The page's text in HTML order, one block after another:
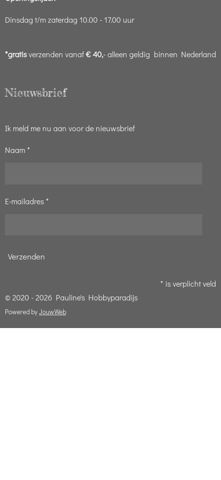
Dinsdag t/m zaterdag 10.00 - 17.00 uur
*gratisverzenden vanaf€ 40,- alleen geldig binnen Nederland
Nieuwsbrief
Ik meld me nu aan voor de nieuwsbrief
Naam *
E-mailadres *
Verzenden
* is verplicht veld
© 2020 - 2026 Pauline's Hobbyparadijs
Powered byJouwWeb